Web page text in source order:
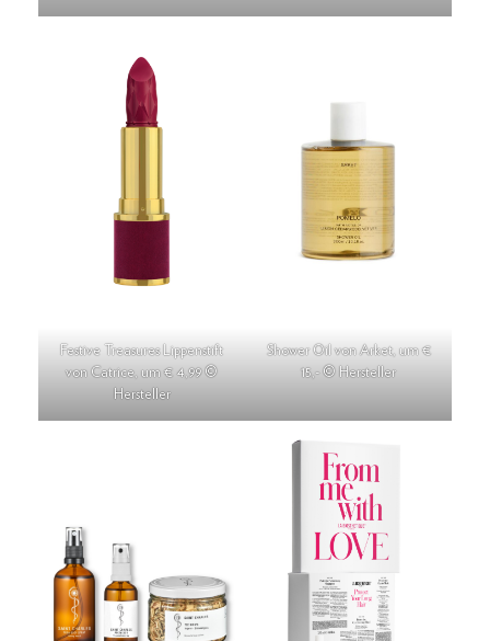
Festive Treasures Lippenstift
von Catrice, um € 4,99 ©
Hersteller
Shower Oil von Arket, um €
15,- © Hersteller